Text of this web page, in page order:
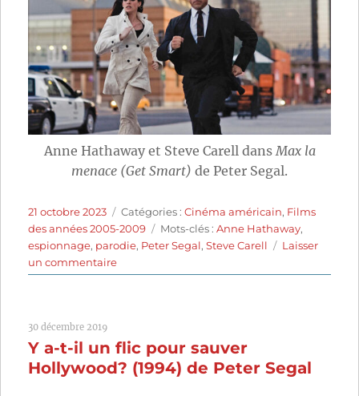
Anne Hathaway et Steve Carell dansMax la
menace (Get Smart) de Peter Segal.
Publié
le
21 octobre 2023 Catégories
Catégories :Cinéma américain, Films
des années 2005-2009
Étiquettes
Mots-clés :Anne Hathaway,
espionnage, parodie, Peter Segal,Steve Carell
Laisser
un commentairesur
Max
de
Peter
Segal
30 décembre 2019
Y a-t-il un flic pour sauver
Hollywood? (1994) de Peter Segal